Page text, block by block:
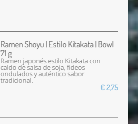
Ramen Shoyu | Estilo Kitakata | Bowl
71 g
Ramen japonés estilo Kitakata con
caldo de salsa de soja, fideos
ondulados y auténtico sabor
tradicional.
€ 2,75